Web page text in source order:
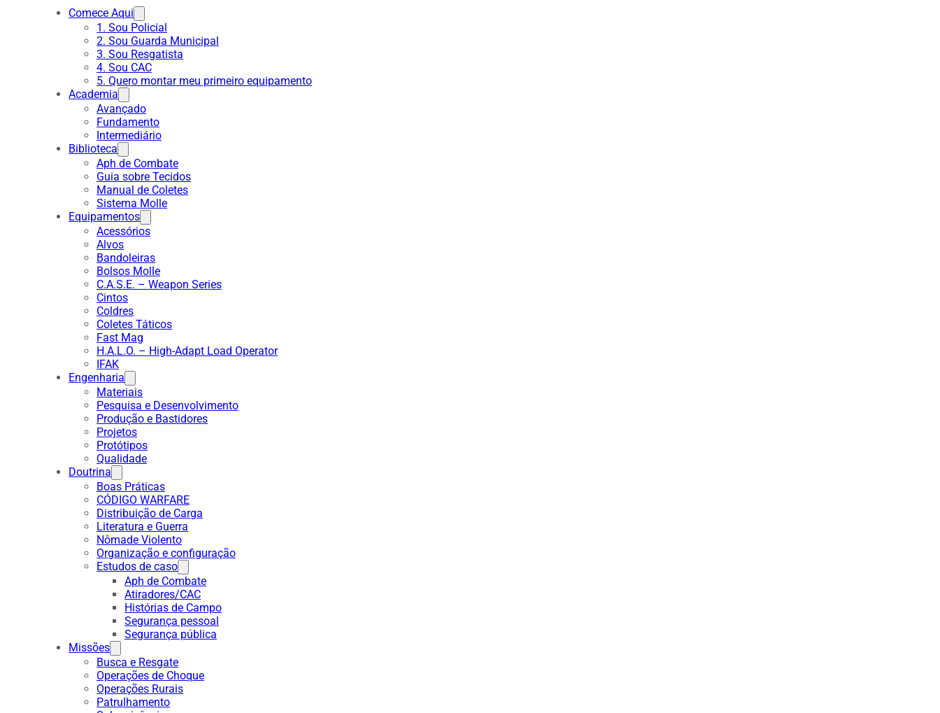
Comece Aqui
1. Sou Policial
2. Sou Guarda Municipal
3. Sou Resgatista
4. Sou CAC
5. Quero montar meu primeiro equipamento
Academia
Avançado
Fundamento
Intermediário
Biblioteca
Aph de Combate
Guia sobre Tecidos
Manual de Coletes
Sistema Molle
Equipamentos
Acessórios
Alvos
Bandoleiras
Bolsos Molle
C.A.S.E. – Weapon Series
Cintos
Coldres
Coletes Táticos
Fast Mag
H.A.L.O. – High-Adapt Load Operator
IFAK
Engenharia
Materiais
Pesquisa e Desenvolvimento
Produção e Bastidores
Projetos
Protótipos
Qualidade
Doutrina
Boas Práticas
CÓDIGO WARFARE
Distribuição de Carga
Literatura e Guerra
Nômade Violento
Organização e configuração
Estudos de caso
Aph de Combate
Atiradores/CAC
Histórias de Campo
Segurança pessoal
Segurança pública
Missões
Busca e Resgate
Operações de Choque
Operações Rurais
Patrulhamento